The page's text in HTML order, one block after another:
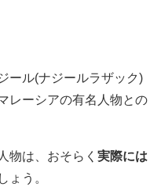
ール(ナジールラザック)
レーシアの有名人物との
物は、おそらく 実際には
ょう。